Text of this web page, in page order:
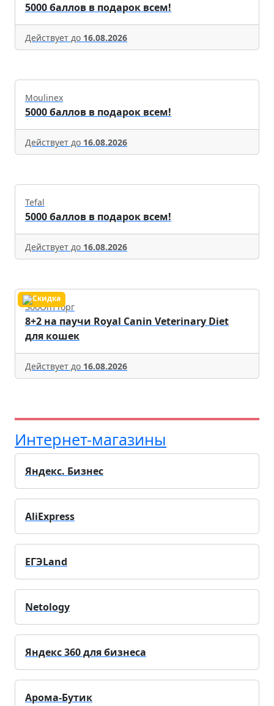
5000 баллов в подарок всем!
Действует до 16.08.2026
Moulinex
5000 баллов в подарок всем!
Действует до 16.08.2026
Tefal
5000 баллов в подарок всем!
Действует до 16.08.2026
ЗооОптТорг
8+2 на паучи Royal Canin Veterinary Diet
для кошек
Действует до 16.08.2026
Интернет-магазины
Яндекс. Бизнес
AliExpress
ЕГЭLand
Netology
Яндекс 360 для бизнеса
Арома-Бутик